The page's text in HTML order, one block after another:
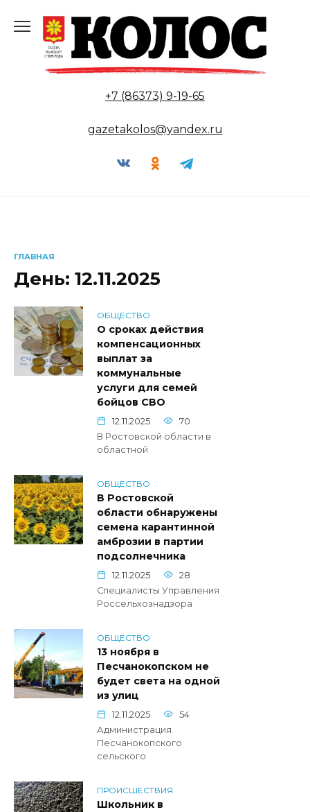
содержанию
+7 (86373) 9-19-65
gazetakolos@yandex.ru
ГЛАВНАЯ
День: 12.11.2025
ОБЩЕСТВО
О сроках действия
компенсационных
выплат за
коммунальные
услуги для семей
бойцов СВО
12.11.2025
70
В Ростовской области в
областной
ОБЩЕСТВО
В Ростовской
области обнаружены
семена карантинной
амброзии в партии
подсолнечника
12.11.2025
28
Специалисты Управления
Россельхознадзора
ОБЩЕСТВО
13 ноября в
Песчанокопском не
будет света на одной
из улиц
12.11.2025
54
Администрация
Песчанокопского
сельского
ПРОИСШЕСТВИЯ
Школьник в